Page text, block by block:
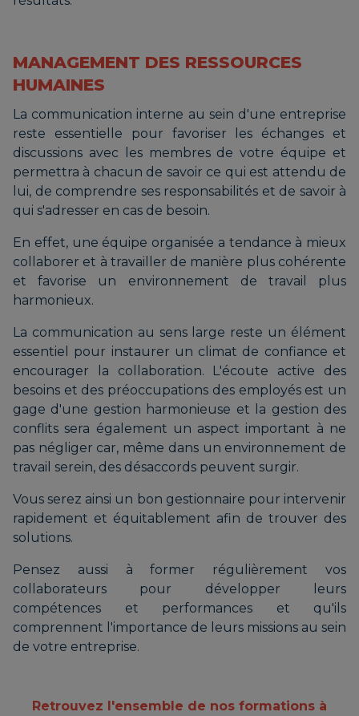
MANAGEMENT DES RESSOURCES
HUMAINES
La communication interne au sein d'une entreprise
reste essentielle pour favoriser les échanges et
discussions avec les membres de votre équipe et
permettra à chacun de savoir ce qui est attendu de
lui, de comprendre ses responsabilités et de savoir à
qui s'adresser en cas de besoin.
En effet, une équipe organisée a tendance à mieux
collaborer et à travailler de manière plus cohérente
et favorise un environnement de travail plus
harmonieux.
La communication au sens large reste un élément
essentiel pour instaurer un climat de confiance et
encourager la collaboration. L'écoute active des
besoins et des préoccupations des employés est un
gage d'une gestion harmonieuse et la gestion des
conflits sera également un aspect important à ne
pas négliger car, même dans un environnement de
travail serein, des désaccords peuvent surgir.
Vous serez ainsi un bon gestionnaire pour intervenir
rapidement et équitablement afin de trouver des
solutions.
Pensez aussi à former régulièrement vos
collaborateurs pour développer leurs
compétences et performances et qu'ils
comprennent l'importance de leurs missions au sein
de votre entreprise.
Retrouvez l'ensemble de nos formations à